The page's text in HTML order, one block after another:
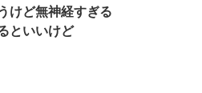
けど無神経すぎる
といいけど